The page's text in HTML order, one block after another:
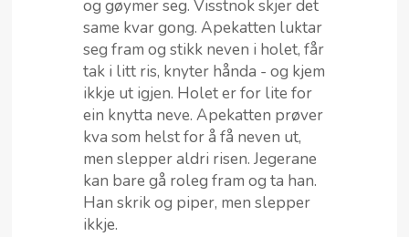
og gøymer seg. Visstnok skjer det
same kvar gong. Apekatten luktar
seg fram og stikk neven i holet, får
tak i litt ris, knyter hånda - og kjem
ikkje ut igjen. Holet er for lite for
ein knytta neve. Apekatten prøver
kva som helst for å få neven ut,
men slepper aldri risen. Jegerane
kan bare gå roleg fram og ta han.
Han skrik og piper, men slepper
ikkje.